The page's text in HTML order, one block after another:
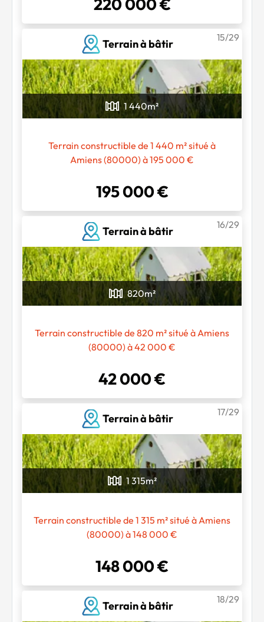
Chargement...
220 000 €
Terrain à bâtir
15/29
1 440m²
Terrain constructible de 1 440 m² situé à
Amiens (80000) à 195 000 €
195 000 €
Terrain à bâtir
16/29
820m²
Terrain constructible de 820 m² situé à Amiens
(80000) à 42 000 €
42 000 €
Terrain à bâtir
17/29
1 315m²
Terrain constructible de 1 315 m² situé à Amiens
(80000) à 148 000 €
148 000 €
Terrain à bâtir
18/29